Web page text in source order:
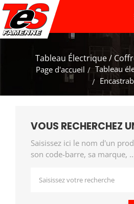
Tableau Électrique /
Page d'accueil Tableau
VOUS RECHERCHEZ
Saisissez ici le nom d'un
son code-barre, sa marque,